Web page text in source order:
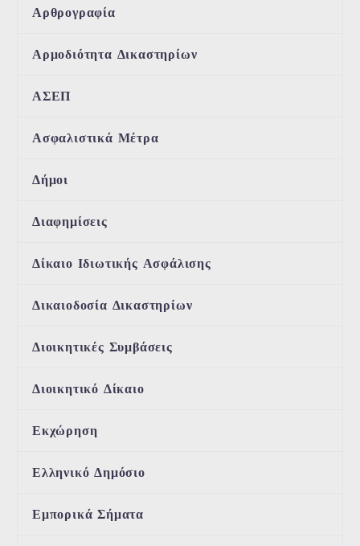
Αρθρογραφία
Αρμοδιότητα Δικαστηρίων
ΑΣΕΠ
Ασφαλιστικά Μέτρα
Δήμοι
Διαφημίσεις
Δίκαιο Ιδιωτικής Ασφάλισης
Δικαιοδοσία Δικαστηρίων
Διοικητικές Συμβάσεις
Διοικητικό Δίκαιο
Εκχώρηση
Ελληνικό Δημόσιο
Εμπορικά Σήματα